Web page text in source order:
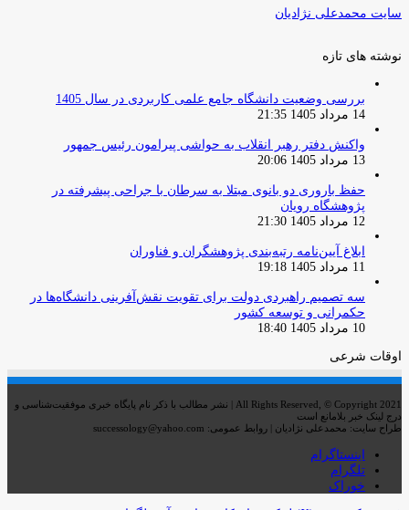
سایت محمدعلی نژادیان
نوشته های تازه
بررسی وضعیت دانشگاه جامع علمی کاربردی در سال 1405
14 مرداد 1405 21:35
واکنش دفتر رهبر انقلاب به حواشی پیرامون رئیس جمهور
13 مرداد 1405 20:06
حفظ باروری دو بانوی مبتلا به سرطان با جراحی پیشرفته در
پژوهشگاه رویان
12 مرداد 1405 21:30
ابلاغ آیین‌نامه رتبه‌بندی پژوهشگران و فناوران
11 مرداد 1405 19:18
سه تصمیم راهبردی دولت برای تقویت نقش‌آفرینی دانشگاه‌ها در
حکمرانی و توسعه کشور
10 مرداد 1405 18:40
اوقات شرعی
All Rights Reserved, © Copyright 2021 | نشر مطالب با ذکر نام پایگاه خبری موفقیت‌شناسی و
درج لینک خبر بلامانع است
طراح سایت: محمدعلی نژادیان | روابط عمومی: successology@yahoo.com
اینستاگرام
تلگرام
خوراک